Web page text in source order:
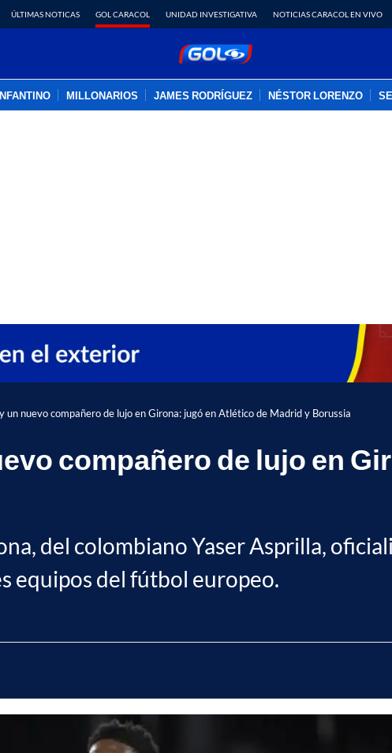
ÚLTIMAS NOTICAS GOL CARACOL UNIDAD INVESTIGATIVA NOTICIAS CARACOL EN VIVO
MILLONARIOS JAMES RODRÍGUEZ NÉSTOR LORENZO
un nuevo compañero de lujo en Girona: jugó en Atlético de Madrid y Borussia
compañero de lujo en
del colombiano Yaser Asprilla,
equipos del fútbol europeo.